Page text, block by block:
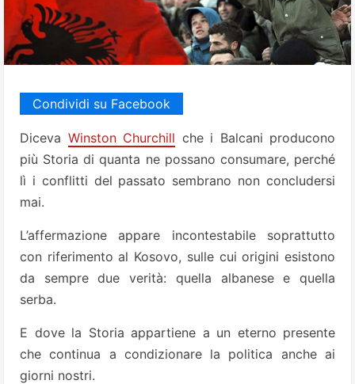
Condividi su Facebook
Diceva Winston Churchill che i Balcani producono
più Storia di quanta ne possano consumare, perché
lì i conflitti del passato sembrano non concludersi
mai.
L’affermazione appare incontestabile soprattutto
con riferimento al Kosovo, sulle cui origini esistono
da sempre due verità: quella albanese e quella
serba.
E dove la Storia appartiene a un eterno presente
che continua a condizionare la politica anche ai
giorni nostri.